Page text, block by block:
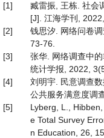
[1]
臧雷振, 王栋. 社会
[J]. 江海学刊,
[2]
钱思汐. 网络问卷
73-76.
[3]
张华. 网络调查中
统计学报, 2022,
[4]
刘明宇. 民意调查
公共服务满意度调
[5]
Lyberg, L.,
e Total Survey
n Education, 26,